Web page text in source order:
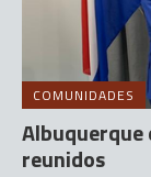
COMUNIDADES
reunidos